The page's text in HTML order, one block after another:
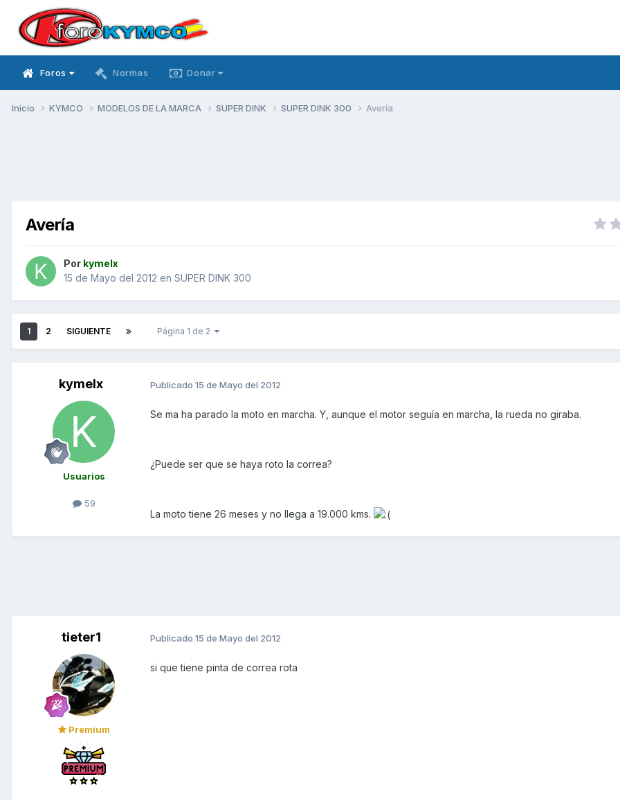
Foros Normas Donar
Inicio KYMCO MODELOS DE LA MARCA SUPER DINK SUPER DINK 300 Avería
Avería
Por kymelx
15 de Mayo del 2012 en SUPER DINK 300
1 2 SIGUIENTE Página 1 de 2
kymelx
Usuarios
59
Publicado 15 de Mayo del 2012
Se ma ha parado la moto en marcha. Y, aunque el motor seguía en marcha, la rueda no giraba.
¿Puede ser que se haya roto la correa?
La moto tiene 26 meses y no llega a 19.000 kms.
tieter1
Premium
Publicado 15 de Mayo del 2012
si que tiene pinta de correa rota